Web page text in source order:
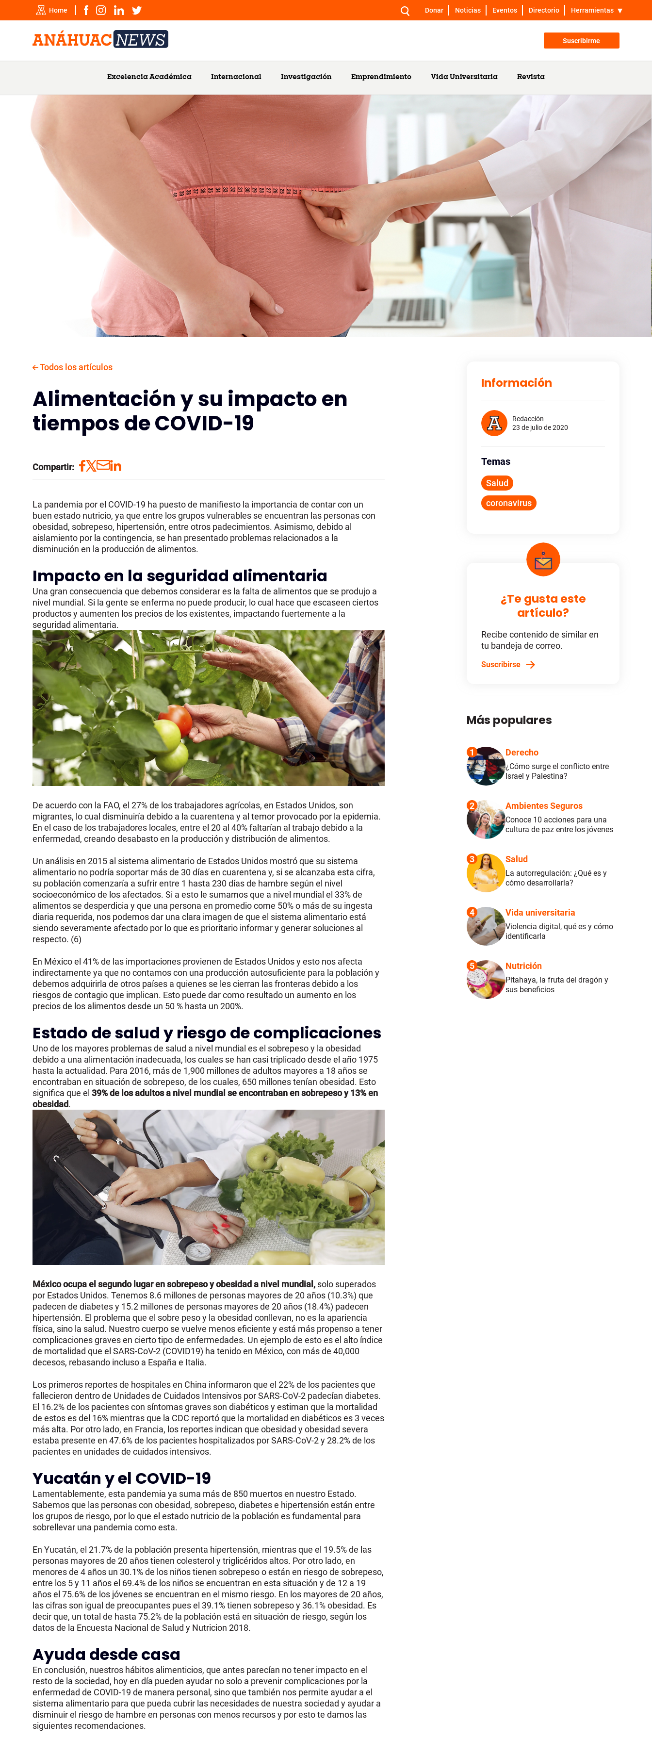
Home Donar Noticias Eventos Directorio Herramientas
Suscribirme
Excelencia Académica Internacional Investigación Emprendimiento Vida Universitaria Revista
Todos los artículos
Alimentación y su impacto en
tiempos de COVID-19
Compartir:
La pandemia por el COVID-19 ha puesto de manifiesto la importancia de contar con un
buen estado nutricio, ya que entre los grupos vulnerables se encuentran las personas con
obesidad, sobrepeso, hipertensión, entre otros padecimientos. Asimismo, debido al
aislamiento por la contingencia, se han presentado problemas relacionados a la
disminución en la producción de alimentos.
Impacto en la seguridad alimentaria
Una gran consecuencia que debemos considerar es la falta de alimentos que se produjo a
nivel mundial. Si la gente se enferma no puede producir, lo cual hace que escaseen ciertos
productos y aumenten los precios de los existentes, impactando fuertemente a la
seguridad alimentaria.
De acuerdo con la FAO, el 27% de los trabajadores agrícolas, en Estados Unidos, son
migrantes, lo cual disminuiría debido a la cuarentena y al temor provocado por la epidemia.
En el caso de los trabajadores locales, entre el 20 al 40% faltarían al trabajo debido a la
enfermedad, creando desabasto en la producción y distribución de alimentos.
Un análisis en 2015 al sistema alimentario de Estados Unidos mostró que su sistema
alimentario no podría soportar más de 30 días en cuarentena y, si se alcanzaba esta cifra,
su población comenzaría a sufrir entre 1 hasta 230 días de hambre según el nivel
socioeconómico de los afectados. Si a esto le sumamos que a nivel mundial el 33% de
alimentos se desperdicia y que una persona en promedio come 50% o más de su ingesta
diaria requerida, nos podemos dar una clara imagen de que el sistema alimentario está
siendo severamente afectado por lo que es prioritario informar y generar soluciones al
respecto. (6)
En México el 41% de las importaciones provienen de Estados Unidos y esto nos afecta
indirectamente ya que no contamos con una producción autosuficiente para la población y
debemos adquirirla de otros países a quienes se les cierran las fronteras debido a los
riesgos de contagio que implican. Esto puede dar como resultado un aumento en los
precios de los alimentos desde un 50 % hasta un 200%.
Estado de salud y riesgo de complicaciones
Uno de los mayores problemas de salud a nivel mundial es el sobrepeso y la obesidad
debido a una alimentación inadecuada, los cuales se han casi triplicado desde el año 1975
hasta la actualidad. Para 2016, más de 1,900 millones de adultos mayores a 18 años se
encontraban en situación de sobrepeso, de los cuales, 650 millones tenían obesidad. Esto
significa que el39% de los adultos a nivel mundial se encontraban en sobrepeso y 13% en
obesidad.
México ocupa el segundo lugar en sobrepeso y obesidad a nivel mundial, solo superados
por Estados Unidos. Tenemos 8.6 millones de personas mayores de 20 años (10.3%) que
padecen de diabetes y 15.2 millones de personas mayores de 20 años (18.4%) padecen
hipertensión. El problema que el sobre peso y la obesidad conllevan, no es la apariencia
física, sino la salud. Nuestro cuerpo se vuelve menos eficiente y está más propenso a tener
complicaciones graves en cierto tipo de enfermedades. Un ejemplo de esto es el alto índice
de mortalidad que el SARS-CoV-2 (COVID19) ha tenido en México, con más de 40,000
decesos, rebasando incluso a España e Italia.
Los primeros reportes de hospitales en China informaron que el 22% de los pacientes que
fallecieron dentro de Unidades de Cuidados Intensivos por SARS-CoV-2 padecían diabetes.
El 16.2% de los pacientes con síntomas graves son diabéticos y estiman que la mortalidad
de estos es del 16% mientras que la CDC reportó que la mortalidad en diabéticos es 3 veces
más alta. Por otro lado, en Francia, los reportes indican que obesidad y obesidad severa
estaba presente en 47.6% de los pacientes hospitalizados por SARS-CoV-2 y 28.2% de los
pacientes en unidades de cuidados intensivos.
Yucatán y el COVID-19
Lamentablemente, esta pandemia ya suma más de 850 muertos en nuestro Estado.
Sabemos que las personas con obesidad, sobrepeso, diabetes e hipertensión están entre
los grupos de riesgo, por lo que el estado nutricio de la población es fundamental para
sobrellevar una pandemia como esta.
En Yucatán, el 21.7% de la población presenta hipertensión, mientras que el 19.5% de las
personas mayores de 20 años tienen colesterol y triglicéridos altos. Por otro lado, en
menores de 4 años un 30.1% de los niños tienen sobrepeso o están en riesgo de sobrepeso,
entre los 5 y 11 años el 69.4% de los niños se encuentran en esta situación y de 12 a 19
años el 75.6% de los jóvenes se encuentran en el mismo riesgo. En los mayores de 20 años,
las cifras son igual de preocupantes pues el 39.1% tienen sobrepeso y 36.1% obesidad. Es
decir que, un total de hasta 75.2% de la población está en situación de riesgo, según los
datos de la Encuesta Nacional de Salud y Nutricion 2018.
Ayuda desde casa
En conclusión, nuestros hábitos alimenticios, que antes parecían no tener impacto en el
resto de la sociedad, hoy en día pueden ayudar no solo a prevenir complicaciones por la
enfermedad de COVID-19 de manera personal, sino que también nos permite ayudar a el
sistema alimentario para que pueda cubrir las necesidades de nuestra sociedad y ayudar a
disminuir el riesgo de hambre en personas con menos recursos y por esto te damos las
siguientes recomendaciones.
Información
Redacción
23 de julio de 2020
Temas
Salud
coronavirus
¿Te gusta este
artículo?
Recibe contenido de similar en
tu bandeja de correo.
Suscribirse
Más populares
1 Derecho
¿Cómo surge el conflicto entre
Israel y Palestina?
2 Ambientes Seguros
Conoce 10 acciones para una
cultura de paz entre los jóvenes
3 Salud
La autorregulación: ¿Qué es y
cómo desarrollarla?
4 Vida universitaria
Violencia digital, qué es y cómo
identificarla
5 Nutrición
Pitahaya, la fruta del dragón y
sus beneficios